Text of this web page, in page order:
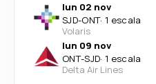
lun 02 nov
SJD-ONT· 1 escala
Volaris
lun 09 nov
ONT-SJD· 1 escala
Delta Air Lines